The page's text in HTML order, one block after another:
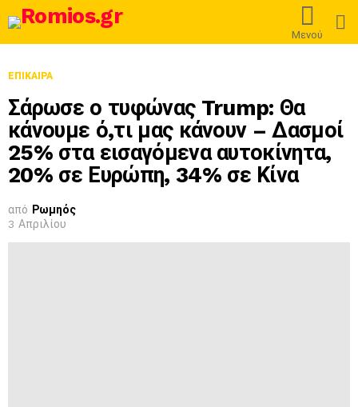
Μενού
ΕΠΊΚΑΙΡΑ
Σάρωσε ο τυφώνας Trump: Θα
κάνουμε ό,τι μας κάνουν – Δασμοί
25% στα εισαγόμενα αυτοκίνητα,
20% σε Ευρώπη, 34% σε Κίνα
από Ρωμηός
3 Απριλίου